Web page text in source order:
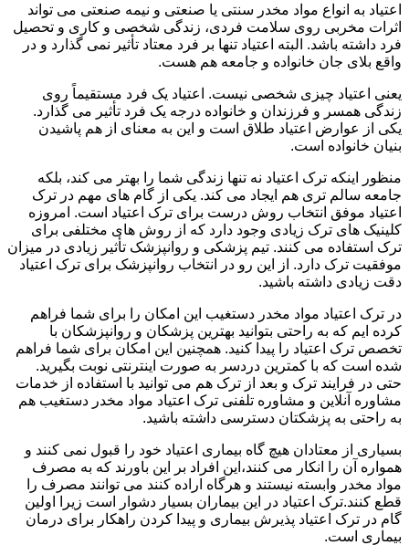
اعتیاد به انواع مواد مخدر سنتی یا صنعتی و نیمه صنعتی می تواند
اثرات مخربی روی سلامت فردی، زندگی شخصی و کاری و تحصیل
فرد داشته باشد. البته اعتیاد تنها بر فرد معتاد تأثیر نمی گذارد و در
واقع بلای جان خانواده و جامعه هم هست.
یعنی اعتیاد چیزی شخصی نیست. اعتیاد یک فرد مستقیماً روی
زندگی همسر و فرزندان و خانواده درجه یک فرد تأثیر می گذارد.
یکی از عوارض اعتیاد طلاق است و این به معنای از هم پاشیدن
بنیان خانواده است.
منظور اینکه ترک اعتیاد نه تنها زندگی شما را بهتر می کند، بلکه
جامعه سالم تری هم ایجاد می کند. یکی از گام های مهم در ترک
اعتیاد موفق انتخاب روش درست برای ترک اعتیاد است. امروزه
کلینیک های ترک زیادی وجود دارد که از روش های مختلفی برای
ترک استفاده می کنند. تیم پزشکی و روانپزشک تأثیر زیادی در میزان
موفقیت ترک دارد. از این رو در انتخاب روانپزشک برای ترک اعتیاد
دقت زیادی داشته باشید.
در ترک اعتیاد مواد مخدر دستغیب این امکان را برای شما فراهم
کرده ایم که به راحتی بتوانید بهترین پزشکان و روانپزشکان با
تخصص ترک اعتیاد را پیدا کنید. همچنین این امکان برای شما فراهم
شده است که با کمترین دردسر به صورت اینترنتی نوبت بگیرید.
حتی در فرایند ترک و بعد از ترک هم می توانید با استفاده از خدمات
مشاوره آنلاین و مشاوره تلفنی ترک اعتیاد مواد مخدر دستغیب هم
به راحتی به پزشکتان دسترسی داشته باشید.
بسیاری از معتادان هیچ گاه بیماری اعتیاد خود را قبول نمی کنند و
همواره آن را انکار می کنند،این افراد بر این باورند که به مصرف
مواد مخدر وابسته نیستند و هرگاه اراده کنند می توانند مصرف را
قطع کنند.ترک اعتیاد در این بیماران بسیار دشوار است زیرا اولین
گام در ترک اعتیاد پذیرش بیماری و پیدا کردن راهکار برای درمان
بیماری است.